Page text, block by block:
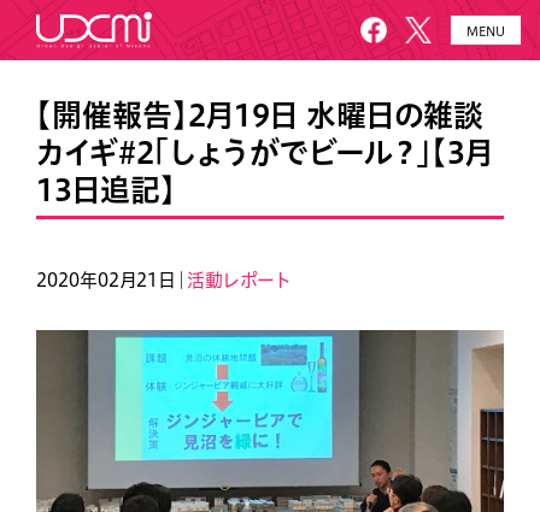
MENU
HOME UDCMiとは
施設概要 美園について
【開催報告】2月19日 水曜日の雑談
カイギ#2「しょうがでビール？」【3月
13日追記】
2020年02月21日｜ 活動レポート